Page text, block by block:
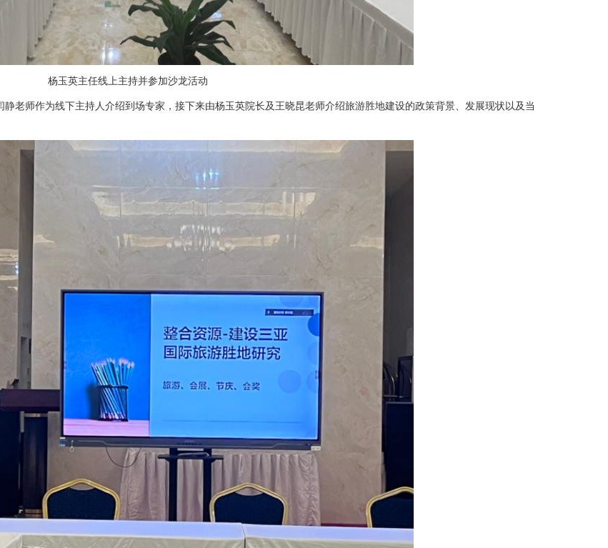
杨玉英主任线上主持并参加沙龙活动
老师作为线下主持人介绍到场专家，接下来由杨玉英院长及王晓昆老师介绍旅游胜地建设的政策背景、发展现状以及当